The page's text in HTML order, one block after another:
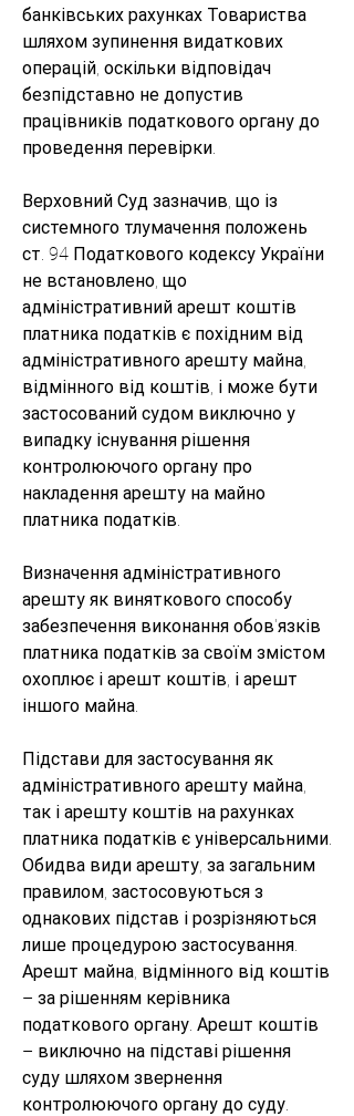
банківських рахунках Товариства
шляхом зупинення видаткових
операцій, оскільки відповідач
безпідставно не допустив
працівників податкового органу до
проведення перевірки.
Верховний Суд зазначив, що із
системного тлумачення положень
ст. 94 Податкового кодексу України
не встановлено, що
адміністративний арешт коштів
платника податків є похідним від
адміністративного арешту майна,
відмінного від коштів, і може бути
застосований судом виключно у
випадку існування рішення
контролюючого органу про
накладення арешту на майно
платника податків.
Визначення адміністративного
арешту як виняткового способу
забезпечення виконання обов'язків
платника податків за своїм змістом
охоплює і арешт коштів, і арешт
іншого майна.
Підстави для застосування як
адміністративного арешту майна,
так і арешту коштів на рахунках
платника податків є універсальними.
Обидва види арешту, за загальним
правилом, застосовуються з
однакових підстав і розрізняються
лише процедурою застосування.
Арешт майна, відмінного від коштів
– за рішенням керівника
податкового органу. Арешт коштів
– виключно на підставі рішення
суду шляхом звернення
контролюючого органу до суду.